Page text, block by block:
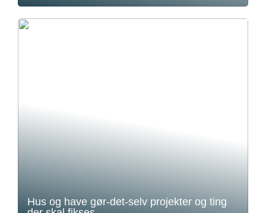
Hus og have gør-det-selv projekter og ting